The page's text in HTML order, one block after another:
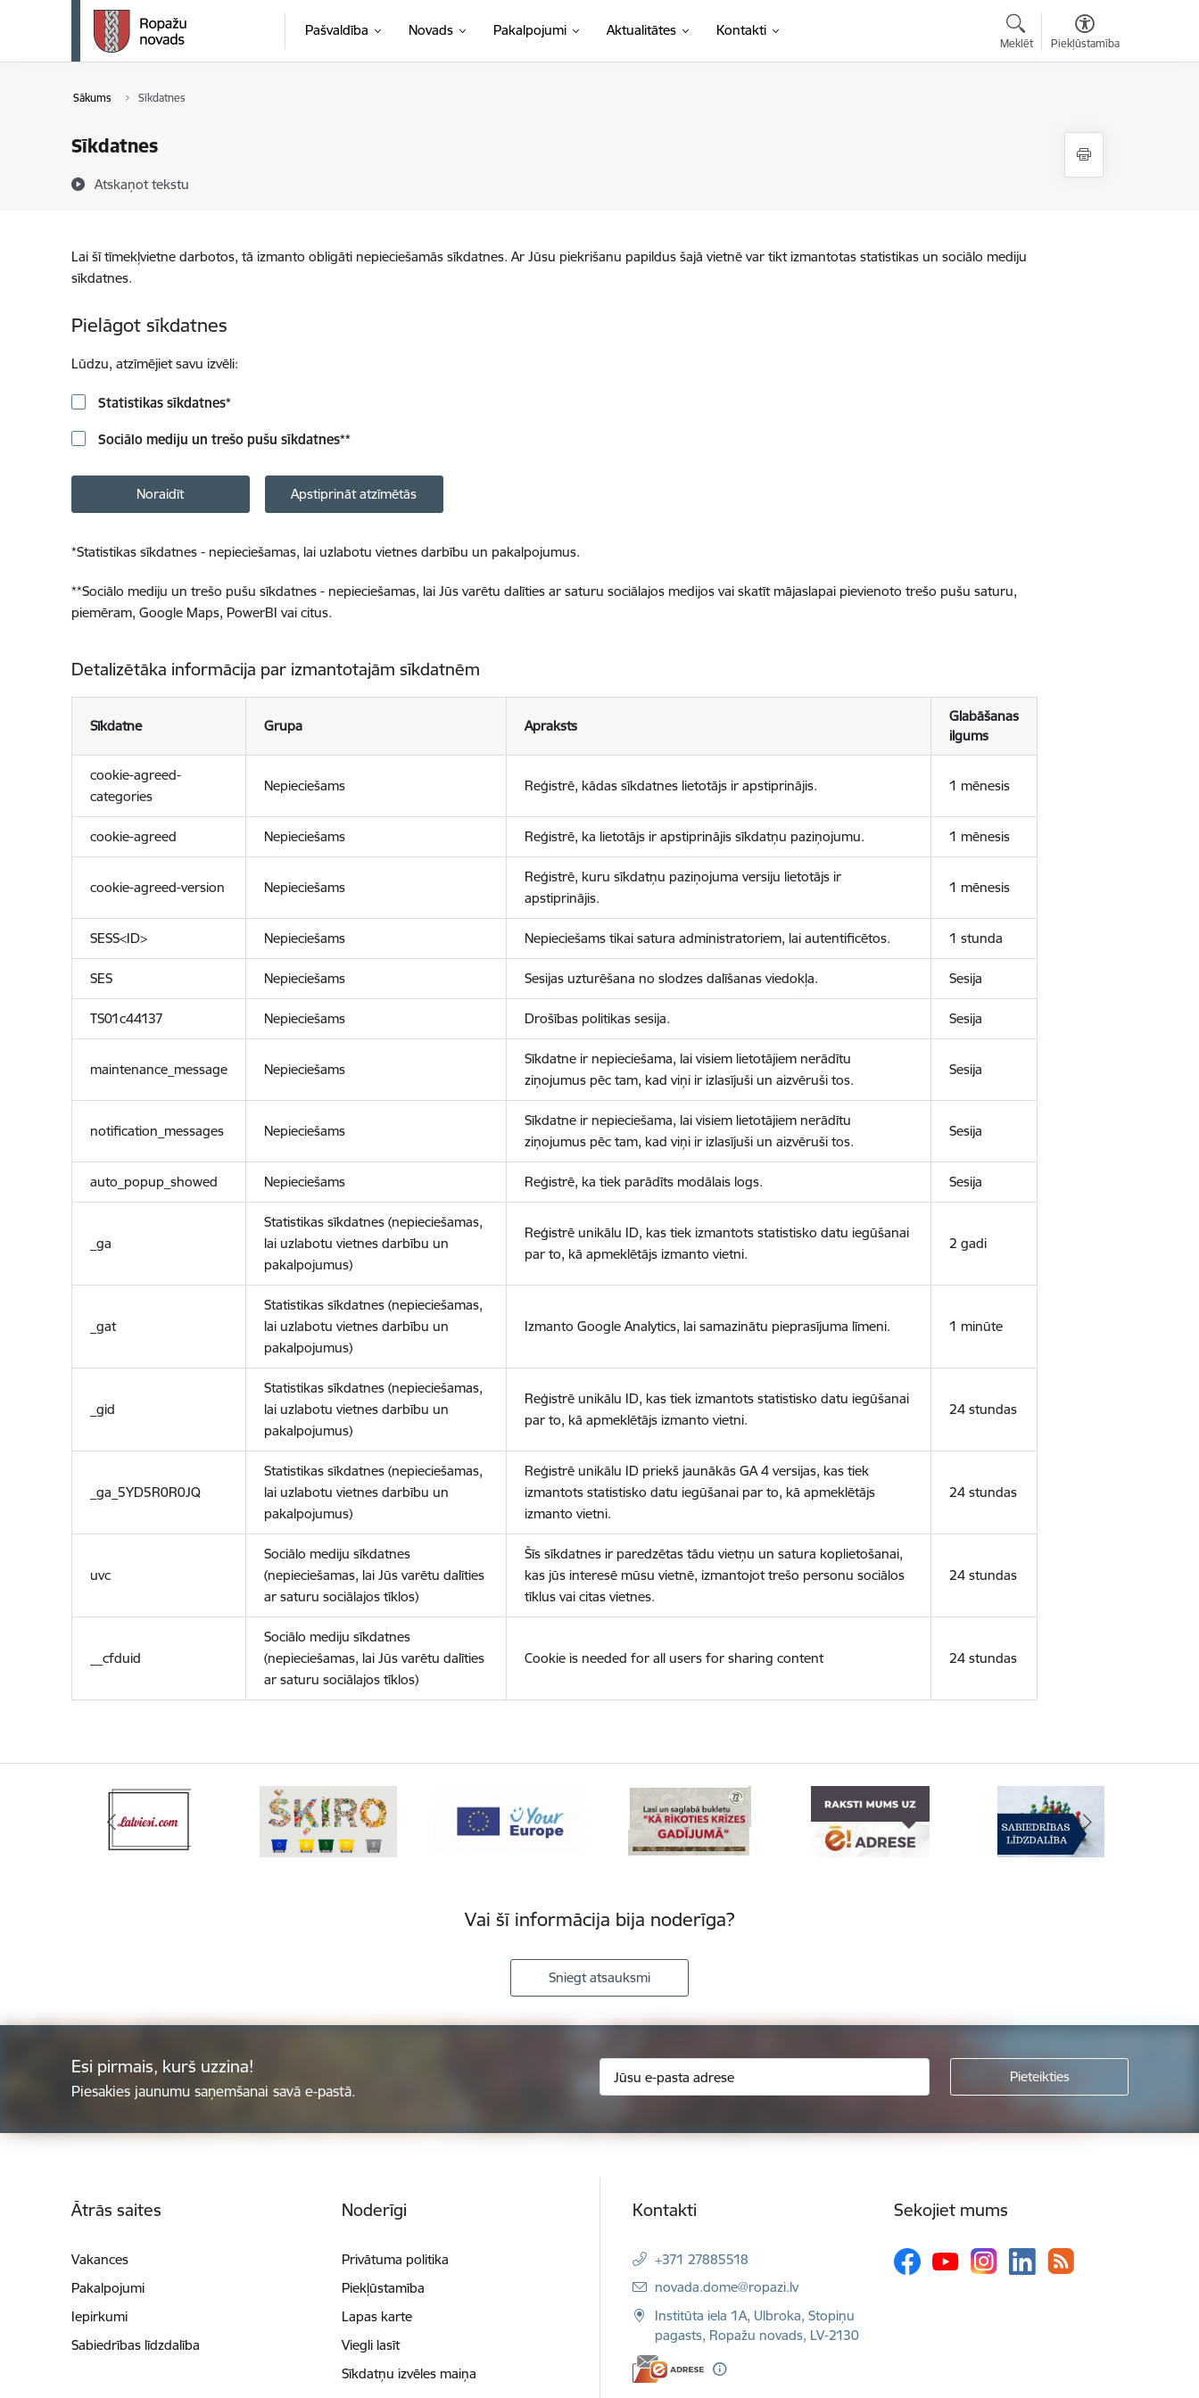
Pāriet uz lapas saturu
Pašvaldība Novads Pakalpojumi Aktualitātes Kontakti
Meklēt Piekļūstamība
Sākums Sīkdatnes
Sīkdatnes
Atskaņot tekstu
Lai šī tīmekļvietne darbotos, tā izmanto obligāti nepieciešamās sīkdatnes. Ar Jūsu piekrišanu papildus šajā vietnē var tikt izmantotas statistikas un sociālo mediju
sīkdatnes.
Pielāgot sīkdatnes
Lūdzu, atzīmējiet savu izvēli:
Statistikas sīkdatnes*
Sociālo mediju un trešo pušu sīkdatnes**
Noraidīt Apstiprināt atzīmētās
*Statistikas sīkdatnes - nepieciešamas, lai uzlabotu vietnes darbību un pakalpojumus.
**Sociālo mediju un trešo pušu sīkdatnes - nepieciešamas, lai Jūs varētu dalīties ar saturu sociālajos medijos vai skatīt mājaslapai pievienoto trešo pušu saturu,
piemēram, Google Maps, PowerBI vai citus.
Detalizētāka informācija par izmantotajām sīkdatnēm
Sīkdatne Grupa Apraksts
Glabāšanas
ilgums
cookie-agreed-
categories
Nepieciešams Reģistrē, kādas sīkdatnes lietotājs ir apstiprinājis. 1 mēnesis
cookie-agreed Nepieciešams Reģistrē, ka lietotājs ir apstiprinājis sīkdatņu paziņojumu. 1 mēnesis
cookie-agreed-version Nepieciešams
Reģistrē, kuru sīkdatņu paziņojuma versiju lietotājs ir
apstiprinājis.
1 mēnesis
SESS<ID> Nepieciešams Nepieciešams tikai satura administratoriem, lai autentificētos. 1 stunda
SES Nepieciešams Sesijas uzturēšana no slodzes dalīšanas viedokļa. Sesija
TS01c44137 Nepieciešams Drošības politikas sesija. Sesija
maintenance_message Nepieciešams
Sīkdatne ir nepieciešama, lai visiem lietotājiem nerādītu
ziņojumus pēc tam, kad viņi ir izlasījuši un aizvēruši tos.
Sesija
notification_messages Nepieciešams
Sīkdatne ir nepieciešama, lai visiem lietotājiem nerādītu
ziņojumus pēc tam, kad viņi ir izlasījuši un aizvēruši tos.
Sesija
auto_popup_showed Nepieciešams Reģistrē, ka tiek parādīts modālais logs. Sesija
_ga
Statistikas sīkdatnes (nepieciešamas,
lai uzlabotu vietnes darbību un
pakalpojumus)
Reģistrē unikālu ID, kas tiek izmantots statistisko datu iegūšanai
par to, kā apmeklētājs izmanto vietni.
2 gadi
_gat
Statistikas sīkdatnes (nepieciešamas,
lai uzlabotu vietnes darbību un
pakalpojumus)
Izmanto Google Analytics, lai samazinātu pieprasījuma līmeni. 1 minūte
_gid
Statistikas sīkdatnes (nepieciešamas,
lai uzlabotu vietnes darbību un
pakalpojumus)
Reģistrē unikālu ID, kas tiek izmantots statistisko datu iegūšanai
par to, kā apmeklētājs izmanto vietni.
24 stundas
_ga_5YD5R0R0JQ
Statistikas sīkdatnes (nepieciešamas,
lai uzlabotu vietnes darbību un
pakalpojumus)
Reģistrē unikālu ID priekš jaunākās GA 4 versijas, kas tiek
izmantots statistisko datu iegūšanai par to, kā apmeklētājs
izmanto vietni.
24 stundas
uvc
Sociālo mediju sīkdatnes
(nepieciešamas, lai Jūs varētu dalīties
ar saturu sociālajos tīklos)
Šīs sīkdatnes ir paredzētas tādu vietņu un satura koplietošanai,
kas jūs interesē mūsu vietnē, izmantojot trešo personu sociālos
tīklus vai citas vietnes.
24 stundas
__cfduid
Sociālo mediju sīkdatnes
(nepieciešamas, lai Jūs varētu dalīties
ar saturu sociālajos tīklos)
Cookie is needed for all users for sharing content 24 stundas
Vai šī informācija bija noderīga?
Sniegt atsauksmi
Esi pirmais, kurš uzzina!
Piesakies jaunumu saņemšanai savā e-pastā.
Ātrās saites
Vakances
Pakalpojumi
Iepirkumi
Sabiedrības līdzdalība
Noderīgi
Privātuma politika
Piekļūstamība
Lapas karte
Viegli lasīt
Sīkdatņu izvēles maiņa
Kontakti
+371 27885518
E-pasts:
novada.dome@ropazi.lv
Institūta iela 1A, Ulbroka, Stopiņu
pagasts, Ropažu novads, LV-2130
Sekojiet mums